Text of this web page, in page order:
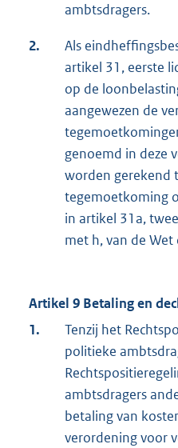
ambtsdragers.
2.
Als
artikel 31, eerste
op de
aangewezen de
genoemd in deze
worden gerekend
tegemoetkoming
in artikel 31a,
met h, van de
Artikel 9 Betaling en
1.
Tenzij het
politieke
ambtsdragers
betaling van
verordening voor